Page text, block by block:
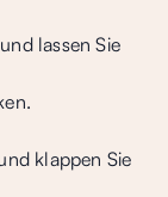
lassen Sie
klappen Sie